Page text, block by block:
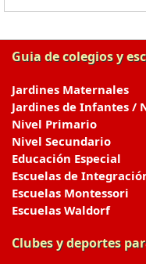
Guia de colegios y
Jardines Maternales
Jardines de Infantes /
Nivel Primario
Nivel Secundario
Educación Especial
Escuelas de
Escuelas Montessori
Escuelas Waldorf
Clubes y deportes